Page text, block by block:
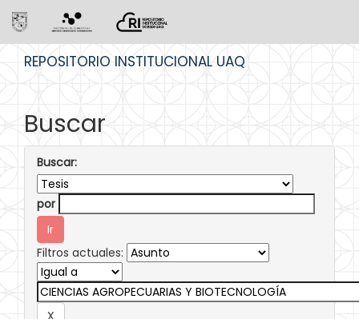
REPOSITORIO INSTITUCIONAL UAQ
Buscar
Buscar:
por
Filtros actuales: